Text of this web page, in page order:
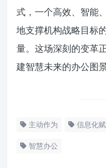
式，一个高效、智能
地支撑机构战略目标
量。这场深刻的变革
建智慧未来的办公图景
主动作为 信息化
智慧办公